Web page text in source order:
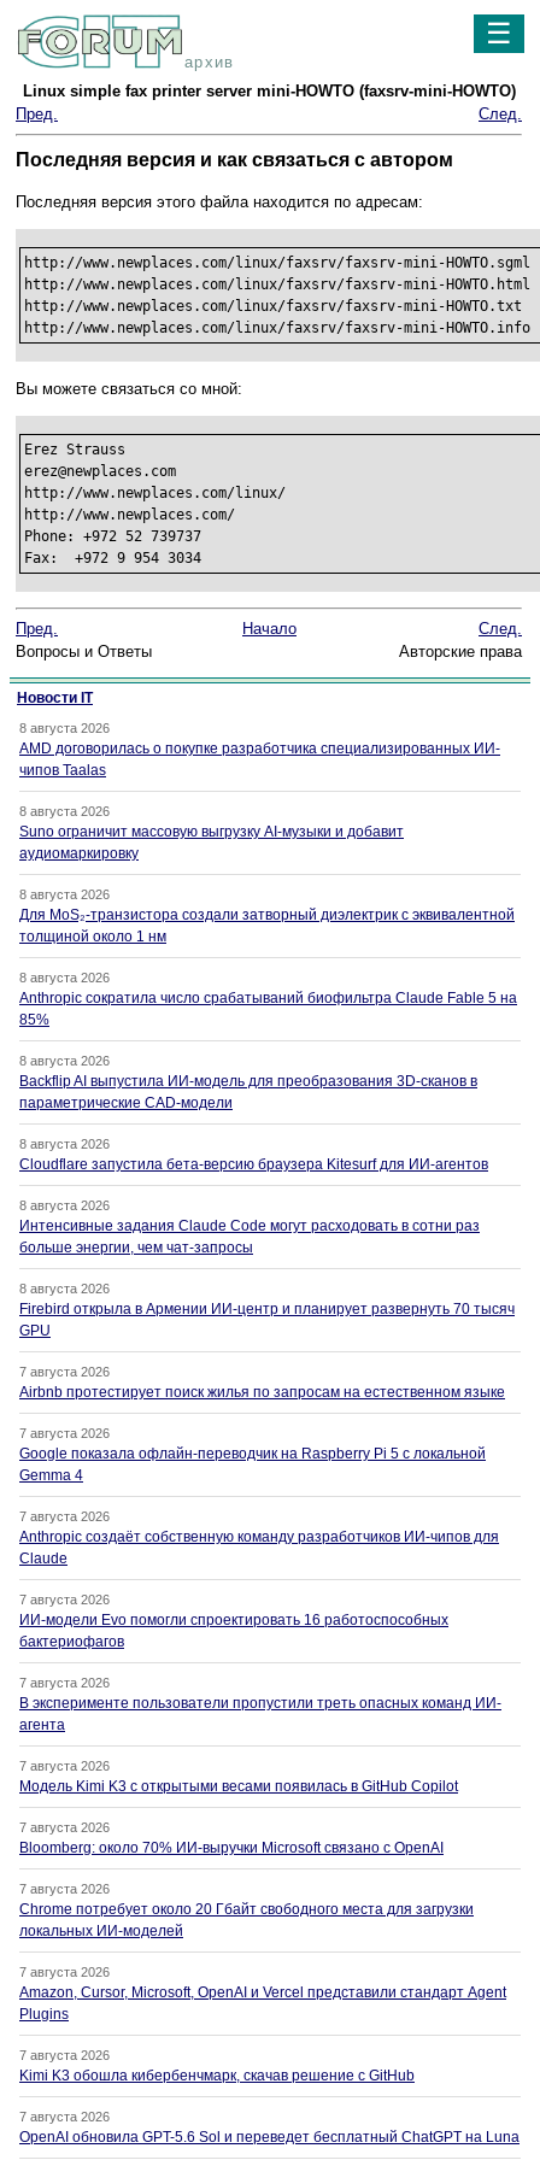
архив
☰
Linux simple fax printer server mini-HOWTO (faxsrv-mini-HOWTO)
Пред.
След.
Последняя версия и как связаться с автором
Последняя версия этого файла находится по адресам:
http://www.newplaces.com/linux/faxsrv/faxsrv-mini-HOWTO.sgml
http://www.newplaces.com/linux/faxsrv/faxsrv-mini-HOWTO.html
http://www.newplaces.com/linux/faxsrv/faxsrv-mini-HOWTO.txt
http://www.newplaces.com/linux/faxsrv/faxsrv-mini-HOWTO.info
Вы можете связаться со мной:
Erez Strauss
erez@newplaces.com
http://www.newplaces.com/linux/
http://www.newplaces.com/
Phone: +972 52 739737
Fax:  +972 9 954 3034
Пред. Начало
След.
Вопросы и Ответы
Авторские права
Новости IT
8 августа 2026
AMD договорилась о покупке разработчика специализированных ИИ-
чипов Taalas
8 августа 2026
Suno ограничит массовую выгрузку AI-музыки и добавит
аудиомаркировку
8 августа 2026
Для MoS₂-транзистора создали затворный диэлектрик с эквивалентной
толщиной около 1 нм
8 августа 2026
Anthropic сократила число срабатываний биофильтра Claude Fable 5 на
85%
8 августа 2026
Backflip AI выпустила ИИ-модель для преобразования 3D-сканов в
параметрические CAD-модели
8 августа 2026
Cloudflare запустила бета-версию браузера Kitesurf для ИИ-агентов
8 августа 2026
Интенсивные задания Claude Code могут расходовать в сотни раз
больше энергии, чем чат-запросы
8 августа 2026
Firebird открыла в Армении ИИ-центр и планирует развернуть 70 тысяч
GPU
7 августа 2026
Airbnb протестирует поиск жилья по запросам на естественном языке
7 августа 2026
Google показала офлайн-переводчик на Raspberry Pi 5 с локальной
Gemma 4
7 августа 2026
Anthropic создаёт собственную команду разработчиков ИИ-чипов для
Claude
7 августа 2026
ИИ-модели Evo помогли спроектировать 16 работоспособных
бактериофагов
7 августа 2026
В эксперименте пользователи пропустили треть опасных команд ИИ-
агента
7 августа 2026
Модель Kimi K3 с открытыми весами появилась в GitHub Copilot
7 августа 2026
Bloomberg: около 70% ИИ-выручки Microsoft связано с OpenAI
7 августа 2026
Chrome потребует около 20 Гбайт свободного места для загрузки
локальных ИИ-моделей
7 августа 2026
Amazon, Cursor, Microsoft, OpenAI и Vercel представили стандарт Agent
Plugins
7 августа 2026
Kimi K3 обошла кибербенчмарк, скачав решение с GitHub
7 августа 2026
OpenAI обновила GPT-5.6 Sol и переведет бесплатный ChatGPT на Luna